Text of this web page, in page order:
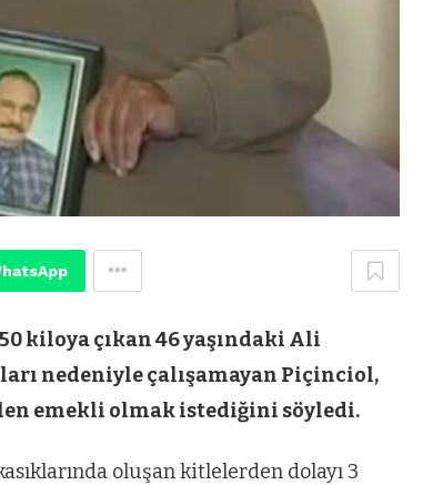
kiloya çıkan 46 yaşındaki Ali
nedeniyle çalışamayan Piçinciol,
emekli olmak istediğini söyledi.
oluşan kitlelerden dolayı 3